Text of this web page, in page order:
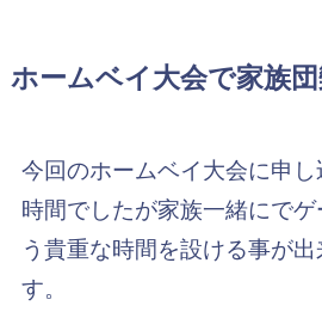
ホームベイ大会で家族
今回のホームベイ大会に申
時間でしたが家族一緒にで
う貴重な時間を設ける事が
す。